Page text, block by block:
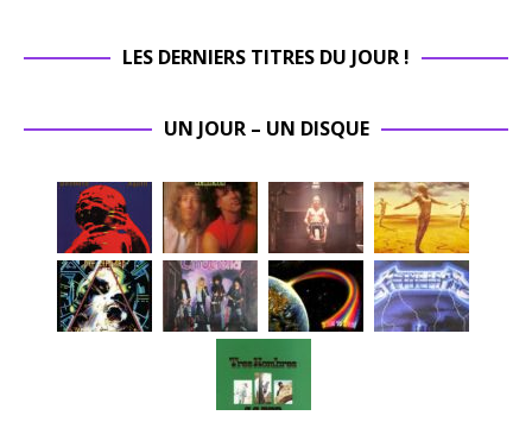
LES DERNIERS TITRES DU JOUR !
UN JOUR – UN DISQUE